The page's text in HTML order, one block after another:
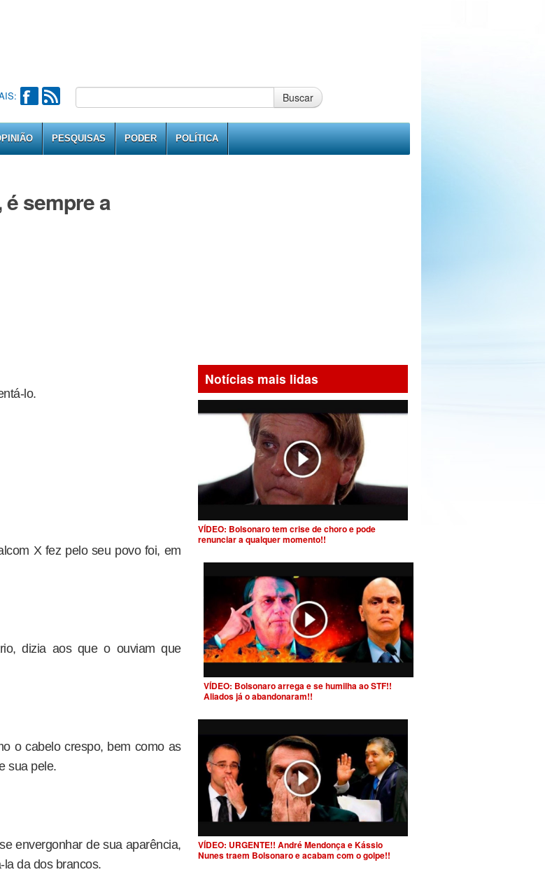
Buscar
PESQUISAS PODER POLÍTICA
sempre a
lo.
X fez pelo seu povo foi, em
dizia aos que o ouviam que
o cabelo crespo, bem como as
sua pele.
envergonhar de sua aparência,
da dos brancos.
Notícias mais lidas
VÍDEO: Bolsonaro tem crise de choro e pode
renunciar a qualquer momento!!
VÍDEO: Bolsonaro arrega e se humilha ao STF!!
Aliados já o abandonaram!!
VÍDEO: URGENTE!! André Mendonça e Kássio
Nunes traem Bolsonaro e acabam com o golpe!!